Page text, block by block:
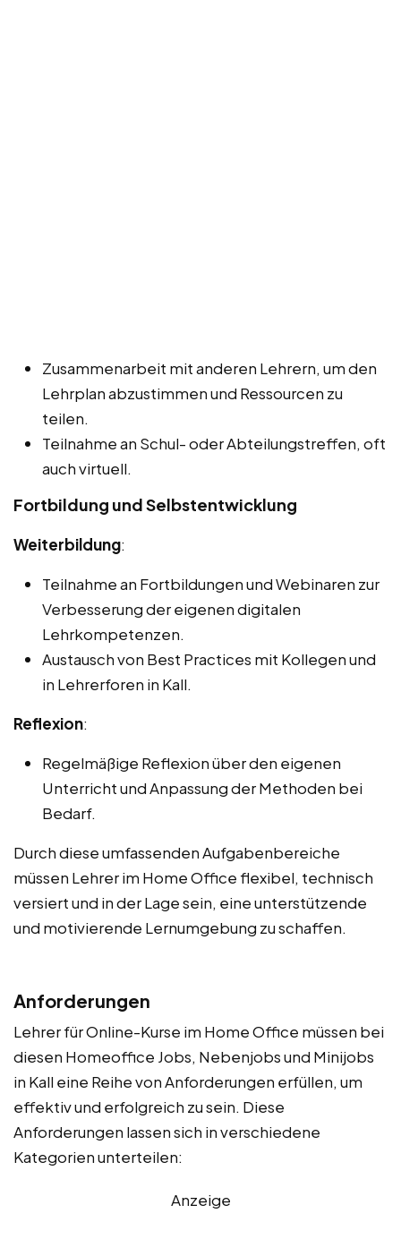
Zusammenarbeit mit anderen Lehrern, um den
Lehrplan abzustimmen und Ressourcen zu
teilen.
Teilnahme an Schul- oder Abteilungstreffen, oft
auch virtuell.
Fortbildung und Selbstentwicklung
Weiterbildung:
Teilnahme an Fortbildungen und Webinaren zur
Verbesserung der eigenen digitalen
Lehrkompetenzen.
Austausch von Best Practices mit Kollegen und
in Lehrerforen in Kall.
Reflexion:
Regelmäßige Reflexion über den eigenen
Unterricht und Anpassung der Methoden bei
Bedarf.
Durch diese umfassenden Aufgabenbereiche
müssen Lehrer im Home Office flexibel, technisch
versiert und in der Lage sein, eine unterstützende
und motivierende Lernumgebung zu schaffen.
Anforderungen
Lehrer für Online-Kurse im Home Office müssen bei
diesen Homeoffice Jobs, Nebenjobs und Minijobs
in Kall eine Reihe von Anforderungen erfüllen, um
effektiv und erfolgreich zu sein. Diese
Anforderungen lassen sich in verschiedene
Kategorien unterteilen:
Anzeige